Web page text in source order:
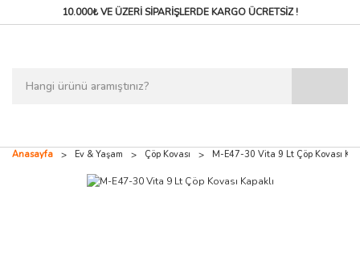
10.000₺ VE ÜZERİ SİPARİŞLERDEKARGO ÜCRETSİZ !
Anasayfa Ev & Yaşam Çöp Kovası M-E47-30 Vita 9 Lt Çöp Kovası